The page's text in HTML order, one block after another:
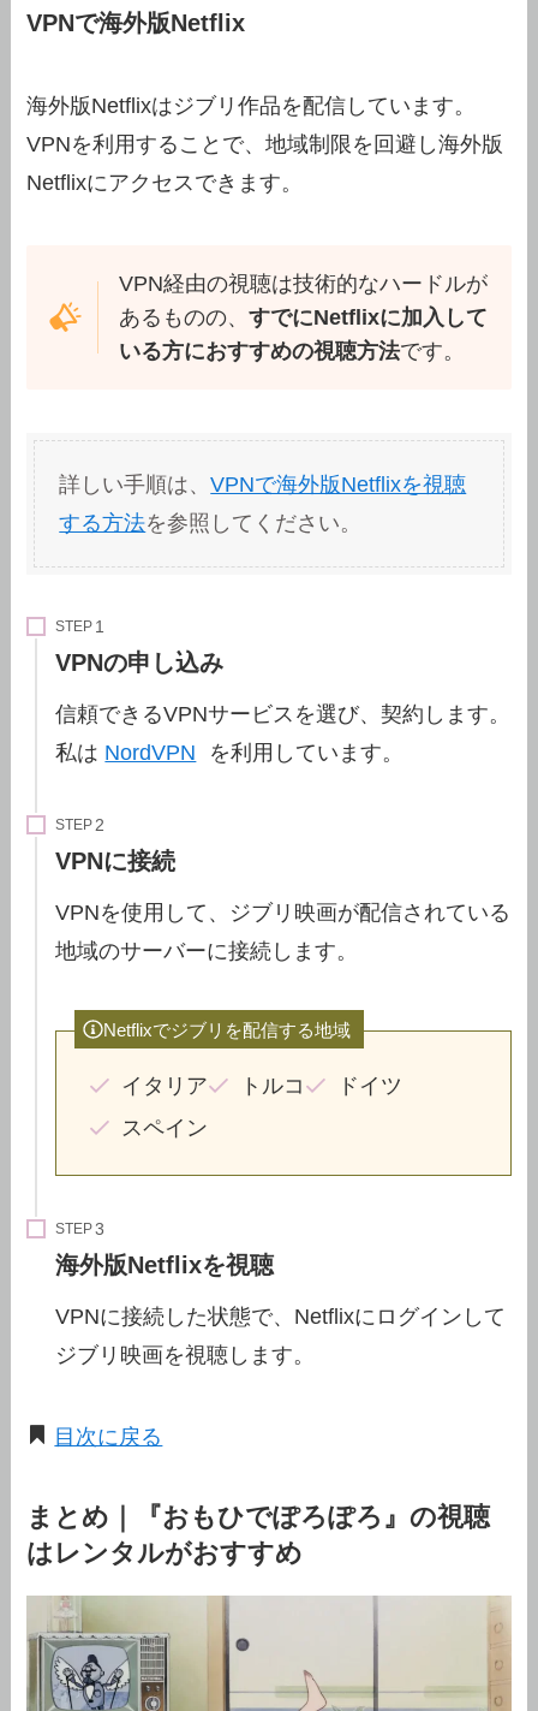
VPNで海外版Netflix
海外版Netflixはジブリ作品を配信しています。
VPNを利用することで、地域制限を回避し海外版
Netflixにアクセスできます。
VPN経由の視聴は技術的なハードルが
あるものの、 すでにNetflixに加入して
いる方におすすめの視聴方法です。
詳しい手順は、VPNで海外版Netflixを視聴
する方法を参照してください。
STEP
VPNの申し込み
信頼できるVPNサービスを選び、契約します。
私は NordVPN を利用しています。
STEP
VPNに接続
VPNを使用して、ジブリ映画が配信されている
地域のサーバーに接続します。
Netflixでジブリを配信する地域
イタリア トルコ
ドイツ
スペイン
STEP
海外版Netflixを視聴
VPNに接続した状態で、Netflixにログインして
ジブリ映画を視聴します。
目次に戻る
まとめ｜『おもひでぽろぽろ』の視聴
はレンタルがおすすめ